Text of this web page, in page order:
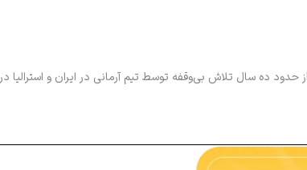
توسط تیم آرمانی در ایران و استرالیا در ۱۴ ترم آموزشی از سطح مبتدی تا پیشرفته ارائه شده‌اند.